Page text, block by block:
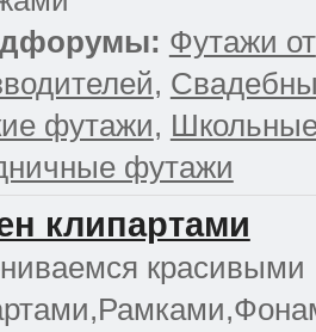
Футажи от
,
футажи,
футажи
клипартами
красивыми